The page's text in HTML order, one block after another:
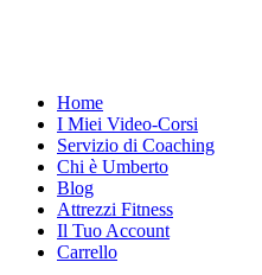
Home
I Miei Video-Corsi
Servizio di Coaching
Chi è Umberto
Blog
Attrezzi Fitness
Il Tuo Account
Carrello